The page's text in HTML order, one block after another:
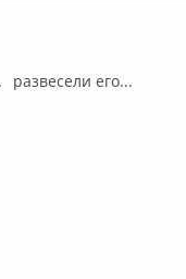
развесели его...